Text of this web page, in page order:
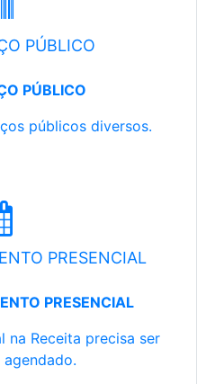
PÚBLICO
PÚBLICO
públicos diversos.
PRESENCIAL
PRESENCIAL
na Receita precisa ser